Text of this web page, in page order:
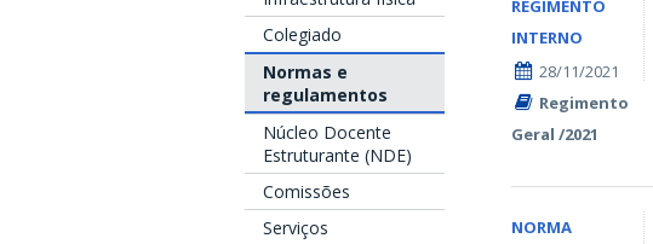
Colegiado
Normas e
regulamentos
Núcleo Docente
Estruturante (NDE)
Comissões
Serviços
REGIMENTO
INTERNO
28/11/2021
Regimento
Geral /2021
NORMA